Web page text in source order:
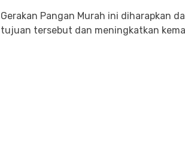
Gerakan Pangan Murah ini diharapkan
tujuan tersebut dan meningkatkan